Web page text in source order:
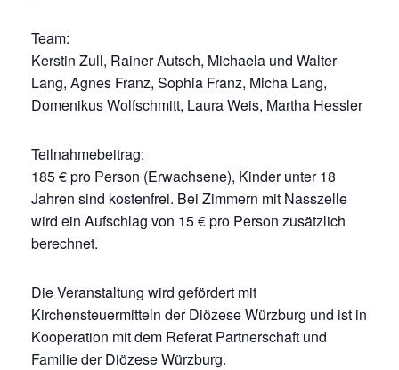
Team:
Kerstin Zull, Rainer Autsch, Michaela und Walter
Lang, Agnes Franz, Sophia Franz, Micha Lang,
Domenikus Wolfschmitt, Laura Weis, Martha Hessler
Teilnahmebeitrag:
185 € pro Person (Erwachsene), Kinder unter 18
Jahren sind kostenfrei. Bei Zimmern mit Nasszelle
wird ein Aufschlag von 15 € pro Person zusätzlich
berechnet.
Die Veranstaltung wird gefördert mit
Kirchensteuermitteln der Diözese Würzburg und ist in
Kooperation mit dem Referat Partnerschaft und
Familie der Diözese Würzburg.